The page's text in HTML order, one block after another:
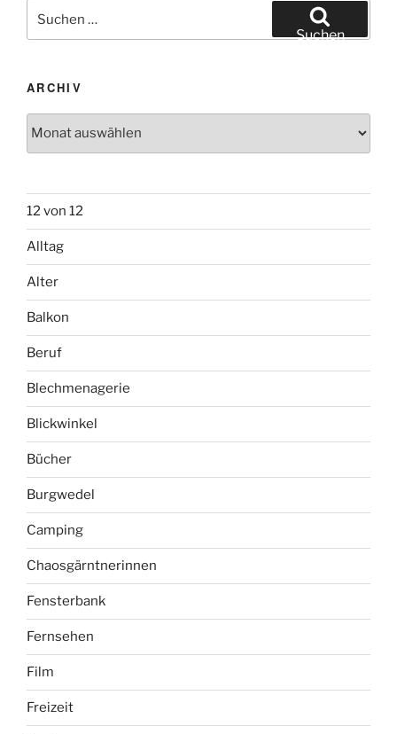
nach:
Suchen
ARCHIV
Archiv
12 von 12
Alltag
Alter
Balkon
Beruf
Blechmenagerie
Blickwinkel
Bücher
Burgwedel
Camping
Chaosgärntnerinnen
Fensterbank
Fernsehen
Film
Freizeit